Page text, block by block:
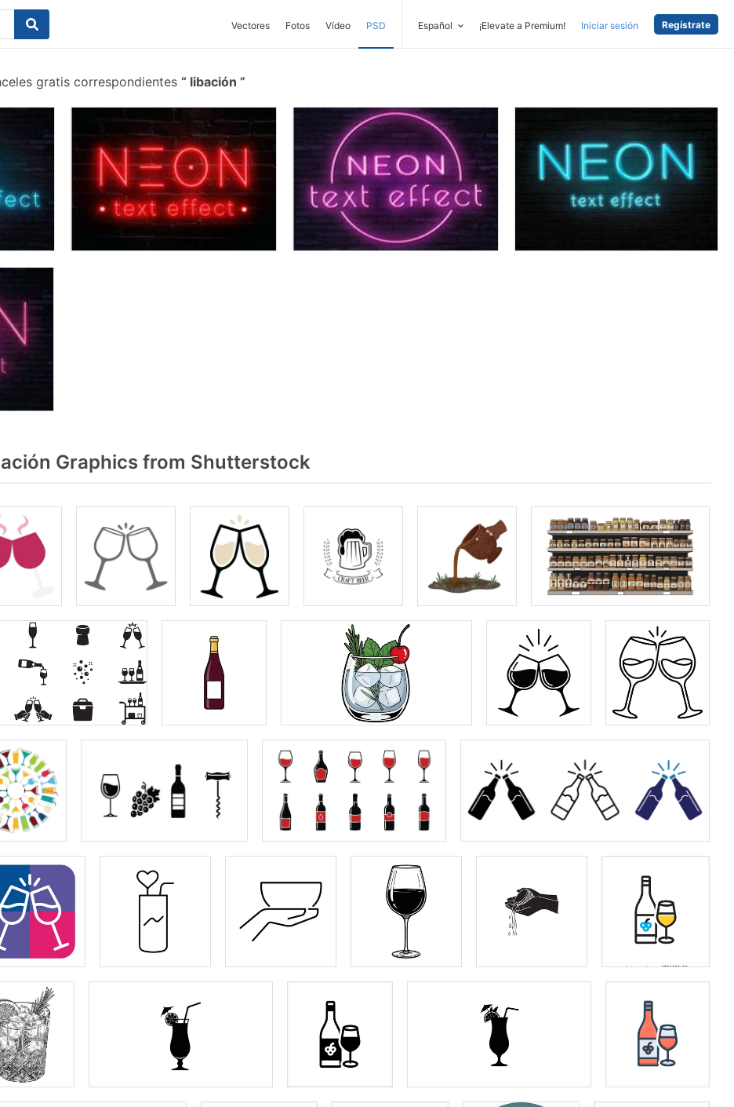
Vectores Fotos Vídeo PSD Español ¡Elevate a Premium! Iniciar sesión Regístrate
gratis correspondientes libación
Graphics from Shutterstock